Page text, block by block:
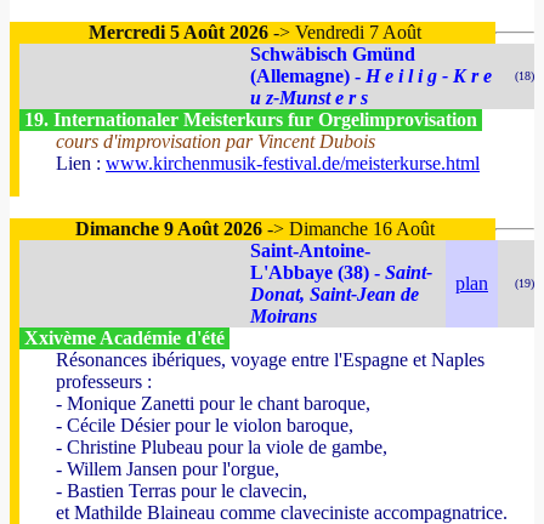
Mercredi 5 Août 2026 -> Vendredi 7 Août
Schwäbisch Gmünd
(Allemagne) - H e i l i g - K r e
u z-Munst e r s
(18)
19. Internationaler Meisterkurs fur Orgelimprovisation
cours d'improvisation par Vincent Dubois
Lien : www.kirchenmusik-festival.de/meisterkurse.html
Dimanche 9 Août 2026 -> Dimanche 16 Août
Saint-Antoine-
L'Abbaye (38) - Saint-
Donat, Saint-Jean de
Moirans
plan (19)
Xxivème Académie d'été
Résonances ibériques, voyage entre l'Espagne et Naples
professeurs :
- Monique Zanetti pour le chant baroque,
- Cécile Désier pour le violon baroque,
- Christine Plubeau pour la viole de gambe,
- Willem Jansen pour l'orgue,
- Bastien Terras pour le clavecin,
et Mathilde Blaineau comme claveciniste accompagnatrice.